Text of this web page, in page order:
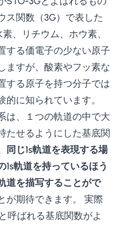
ス関数（3G）で表した
、リチウム、ホウ素、
する価電子の少ない原子
ますが、酸素やフッ素な
する原子を持つ分子では
に知られています。
は、１つの軌道の中で大
たせるようにした基底関
同じ1s軌道を表現する場
軌道を持っているほう
道を描写することがで
が期待できます。 実際
呼ばれる基底関数がよ